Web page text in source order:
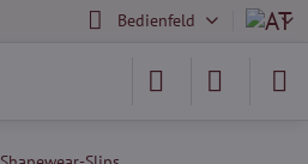
Bedienfeld